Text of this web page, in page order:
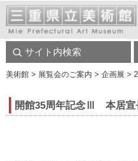
サイト内検索
美術館 > 展覧会のご案内 > 企画展
開館35周年記念Ⅲ 本居